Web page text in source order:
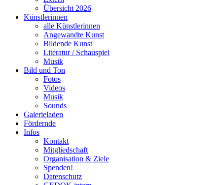
Übersicht 2026
Künstlerinnen
alle Künstlerinnen
Angewandte Kunst
Bildende Kunst
Literatur / Schauspiel
Musik
Bild und Ton
Fotos
Videos
Musik
Sounds
Galerieladen
Fördernde
Infos
Kontakt
Mitgliedschaft
Organisation & Ziele
Spenden!
Datenschutz